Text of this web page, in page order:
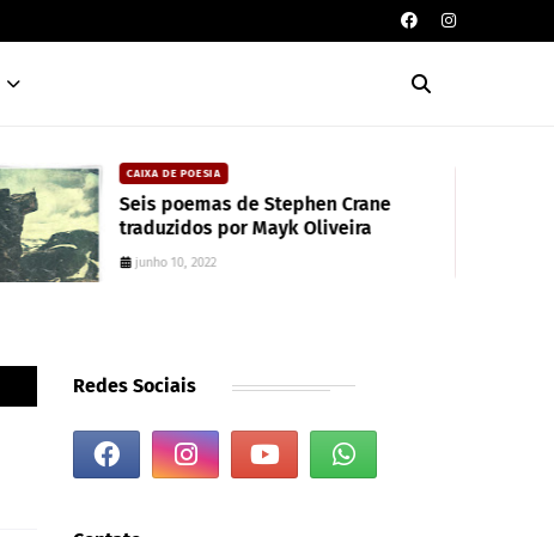
CAIXA DE POESIA
Seis poemas de Stephen Crane
traduzidos por Mayk Oliveira
junho 10, 2022
Redes Sociais